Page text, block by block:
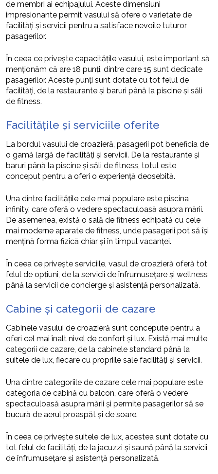
de membri ai echipajului. Aceste dimensiuni
impresionante permit vasului să ofere o varietate de
facilități și servicii pentru a satisface nevoile tuturor
pasagerilor.
În ceea ce privește capacitățile vasului, este important să
menționăm că are 18 punți, dintre care 15 sunt dedicate
pasagerilor. Aceste punți sunt dotate cu tot felul de
facilități, de la restaurante și baruri până la piscine și săli
de fitness.
Facilitățile și serviciile oferite
La bordul vasului de croazieră, pasagerii pot beneficia de
o gamă largă de facilități și servicii. De la restaurante și
baruri până la piscine și săli de fitness, totul este
conceput pentru a oferi o experiență deosebită.
Una dintre facilitățile cele mai populare este piscina
infinity, care oferă o vedere spectaculoasă asupra mării.
De asemenea, există o sală de fitness echipată cu cele
mai moderne aparate de fitness, unde pasagerii pot să își
mențină forma fizică chiar și în timpul vacanței.
În ceea ce privește serviciile, vasul de croazieră oferă tot
felul de opțiuni, de la servicii de înfrumusețare și wellness
până la servicii de concierge și asistență personalizată.
Cabine și categorii de cazare
Cabinele vasului de croazieră sunt concepute pentru a
oferi cel mai înalt nivel de confort și lux. Există mai multe
categorii de cazare, de la cabinele standard până la
suitele de lux, fiecare cu propriile sale facilități și servicii.
Una dintre categoriile de cazare cele mai populare este
categoria de cabină cu balcon, care oferă o vedere
spectaculoasă asupra mării și permite pasagerilor să se
bucură de aerul proaspăt și de soare.
În ceea ce privește suitele de lux, acestea sunt dotate cu
tot felul de facilități, de la jacuzzi și saună până la servicii
de înfrumusețare și asistență personalizată.